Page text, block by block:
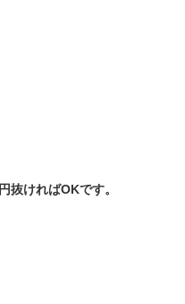
円抜ければOKです。